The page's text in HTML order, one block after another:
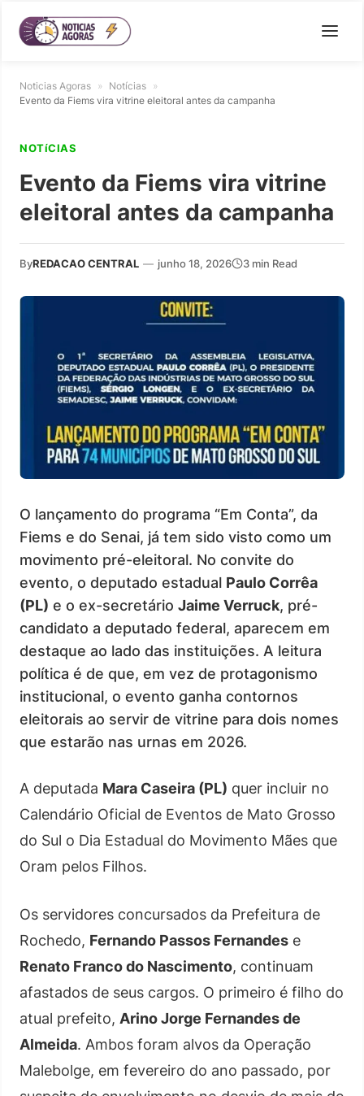
Noticias Agoras » Notícias »
Evento da Fiems vira vitrine eleitoral antes da campanha
NOTíCIAS
Evento da Fiems vira vitrine
eleitoral antes da campanha
ByREDACAO CENTRAL — junho 18, 2026 3 min Read
O lançamento do programa “Em Conta”, da
Fiems e do Senai, já tem sido visto como um
movimento pré-eleitoral. No convite do
evento, o deputado estadual Paulo Corrêa
(PL) e o ex-secretário Jaime Verruck, pré-
candidato a deputado federal, aparecem em
destaque ao lado das instituições. A leitura
política é de que, em vez de protagonismo
institucional, o evento ganha contornos
eleitorais ao servir de vitrine para dois nomes
que estarão nas urnas em 2026.
A deputada Mara Caseira (PL) quer incluir no
Calendário Oficial de Eventos de Mato Grosso
do Sul o Dia Estadual do Movimento Mães que
Oram pelos Filhos.
Os servidores concursados da Prefeitura de
Rochedo, Fernando Passos Fernandes e
Renato Franco do Nascimento, continuam
afastados de seus cargos. O primeiro é filho do
atual prefeito, Arino Jorge Fernandes de
Almeida. Ambos foram alvos da Operação
Malebolge, em fevereiro do ano passado, por